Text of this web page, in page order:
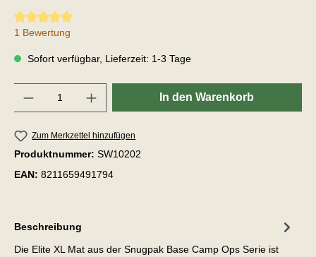
Durchschnittliche Bewertung von 5 von 5 Sternen
1 Bewertung
Sofort verfügbar, Lieferzeit: 1-3 Tage
In den Warenkorb
Zum Merkzettel hinzufügen
Produktnummer: SW10202
EAN: 8211659491794
Beschreibung
Die Elite XL Mat aus der Snugpak Base Camp Ops Serie ist